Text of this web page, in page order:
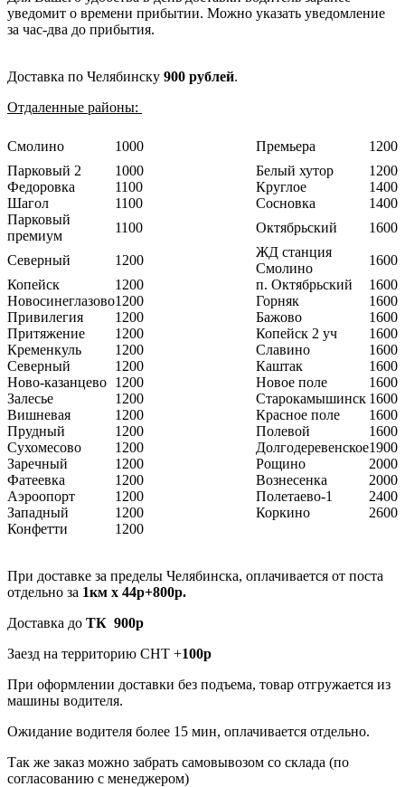
уведомит о времени прибытии. Можно указать уведомление
за час-два до прибытия.
Доставка по Челябинску 900 рублей.
Отдаленные районы:
Смолино 1000 Премьера
1200
Парковый 2
1000 Белый хутор
1200
Федоровка
1100 Круглое
1400
Шагол
1100 Сосновка
1400
Парковый
премиум
1100 Октябрьский 1600
Северный 1200
ЖД станция
Смолино
1600
Копейск
1200 п. Октябрьский
1600
Новосинеглазово1200 Горняк
1600
Привилегия
1200 Бажово
1600
Притяжение
1200 Копейск 2 уч
1600
Кременкуль
1200 Славино
1600
Северный
1200 Каштак
1600
Ново-казанцево 1200 Новое поле
1600
Залесье
1200 Старокамышинск 1600
Вишневая
1200 Красное поле
1600
Прудный
1200 Полевой
1600
Сухомесово
1200 Долгодеревенское1900
Заречный
1200 Рощино
2000
Фатеевка
1200 Вознесенка
2000
Аэроопорт
1200 Полетаево-1
2400
Западный
1200 Коркино
2600
Конфетти
1200
При доставке за пределы Челябинска, оплачивается от поста
отдельно за 1км х 44р+800р.
Доставка до ТК 900р
Заезд на территорию СНТ +100р
При оформлении доставки без подъема, товар отгружается из
машины водителя.
Ожидание водителя более 15 мин, оплачивается отдельно.
Так же заказ можно забрать самовывозом со склада (по
согласованию с менеджером)